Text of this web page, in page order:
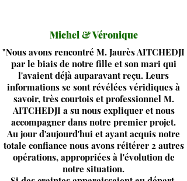
Michel & Véronique
"Nous avons rencontré M. Jaurès AITCHEDJI
par le biais de notre fille et son mari qui
l'avaient déjà auparavant reçu. Leurs
informations se sont révélées véridiques à
savoir, très courtois et professionnel M.
AITCHEDJI a su nous expliquer et nous
accompagner dans notre premier projet.
Au jour d'aujourd'hui et ayant acquis notre
totale confiance nous avons réitérer 2 autres
opérations, appropriées à l'évolution de
notre situation.